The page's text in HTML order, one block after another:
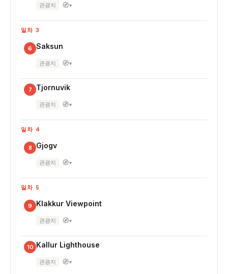
관광지 🧭▾
일차 3
6 Saksun
관광지 🧭▾
7 Tjornuvik
관광지 🧭▾
일차 4
8 Gjogv
관광지 🧭▾
일차 5
9 Klakkur Viewpoint
관광지 🧭▾
10 Kallur Lighthouse
관광지 🧭▾